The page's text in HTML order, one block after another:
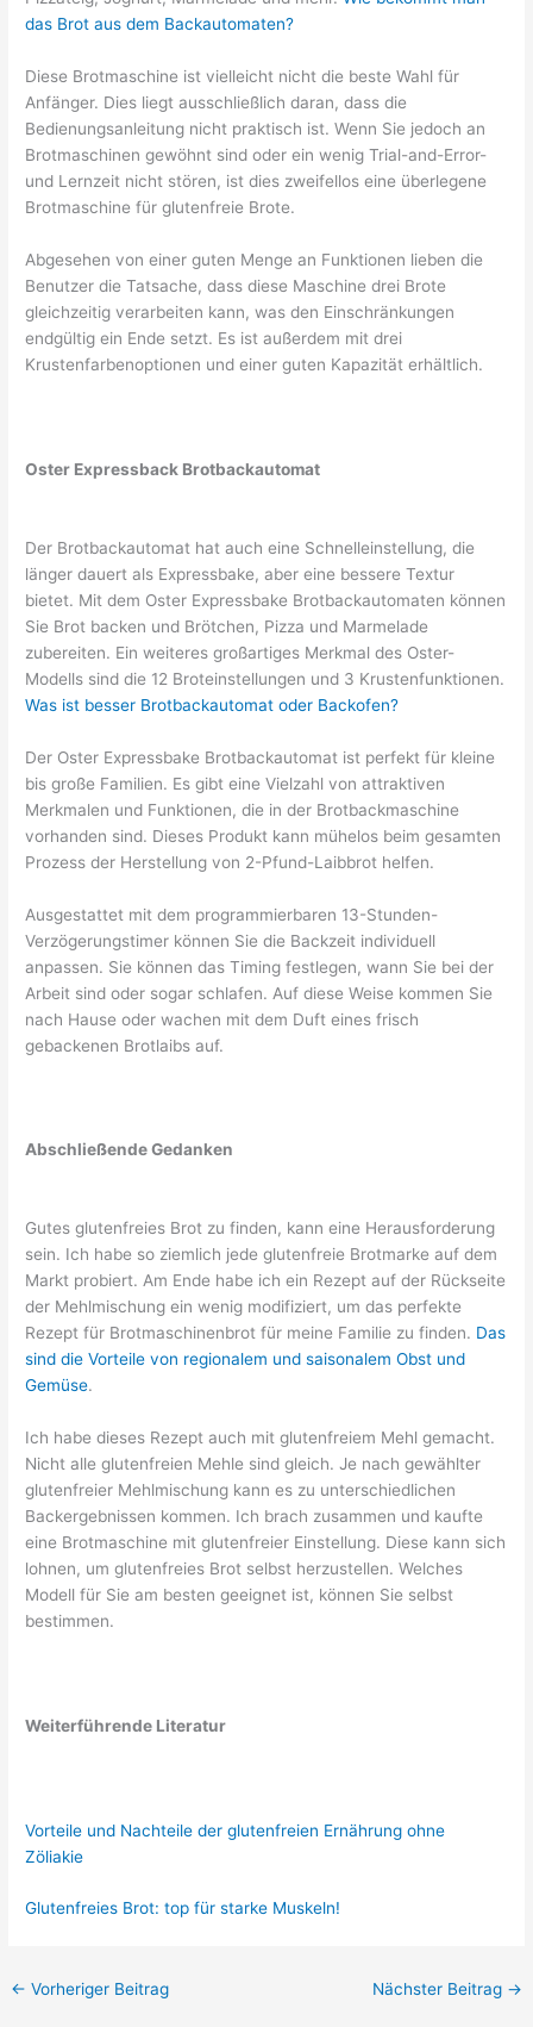
das Brot aus dem Backautomaten?
Diese Brotmaschine ist vielleicht nicht die beste Wahl für
Anfänger. Dies liegt ausschließlich daran, dass die
Bedienungsanleitung nicht praktisch ist. Wenn Sie jedoch an
Brotmaschinen gewöhnt sind oder ein wenig Trial-and-Error-
und Lernzeit nicht stören, ist dies zweifellos eine überlegene
Brotmaschine für glutenfreie Brote.
Abgesehen von einer guten Menge an Funktionen lieben die
Benutzer die Tatsache, dass diese Maschine drei Brote
gleichzeitig verarbeiten kann, was den Einschränkungen
endgültig ein Ende setzt. Es ist außerdem mit drei
Krustenfarbenoptionen und einer guten Kapazität erhältlich.
Oster Expressback Brotbackautomat
Der Brotbackautomat hat auch eine Schnelleinstellung, die
länger dauert als Expressbake, aber eine bessere Textur
bietet. Mit dem Oster Expressbake Brotbackautomaten können
Sie Brot backen und Brötchen, Pizza und Marmelade
zubereiten. Ein weiteres großartiges Merkmal des Oster-
Modells sind die 12 Broteinstellungen und 3 Krustenfunktionen.
Was ist besser Brotbackautomat oder Backofen?
Der Oster Expressbake Brotbackautomat ist perfekt für kleine
bis große Familien. Es gibt eine Vielzahl von attraktiven
Merkmalen und Funktionen, die in der Brotbackmaschine
vorhanden sind. Dieses Produkt kann mühelos beim gesamten
Prozess der Herstellung von 2-Pfund-Laibbrot helfen.
Ausgestattet mit dem programmierbaren 13-Stunden-
Verzögerungstimer können Sie die Backzeit individuell
anpassen. Sie können das Timing festlegen, wann Sie bei der
Arbeit sind oder sogar schlafen. Auf diese Weise kommen Sie
nach Hause oder wachen mit dem Duft eines frisch
gebackenen Brotlaibs auf.
Abschließende Gedanken
Gutes glutenfreies Brot zu finden, kann eine Herausforderung
sein. Ich habe so ziemlich jede glutenfreie Brotmarke auf dem
Markt probiert. Am Ende habe ich ein Rezept auf der Rückseite
der Mehlmischung ein wenig modifiziert, um das perfekte
Rezept für Brotmaschinenbrot für meine Familie zu finden. Das
sind die Vorteile von regionalem und saisonalem Obst und
Gemüse.
Ich habe dieses Rezept auch mit glutenfreiem Mehl gemacht.
Nicht alle glutenfreien Mehle sind gleich. Je nach gewählter
glutenfreier Mehlmischung kann es zu unterschiedlichen
Backergebnissen kommen. Ich brach zusammen und kaufte
eine Brotmaschine mit glutenfreier Einstellung. Diese kann sich
lohnen, um glutenfreies Brot selbst herzustellen. Welches
Modell für Sie am besten geeignet ist, können Sie selbst
bestimmen.
Weiterführende Literatur
Vorteile und Nachteile der glutenfreien Ernährung ohne
Zöliakie
Glutenfreies Brot: top für starke Muskeln!
← Vorheriger Beitrag Nächster Beitrag →